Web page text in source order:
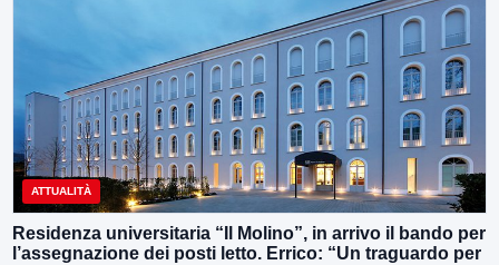
ATTUALITÀ
Residenza universitaria “Il Molino”, in arrivo il bando per
l’assegnazione dei posti letto. Errico: “Un traguardo per